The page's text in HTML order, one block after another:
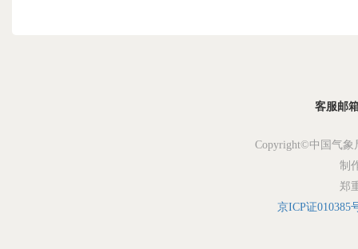
客服邮
Copyright©中国气象
制
郑
京ICP证010385